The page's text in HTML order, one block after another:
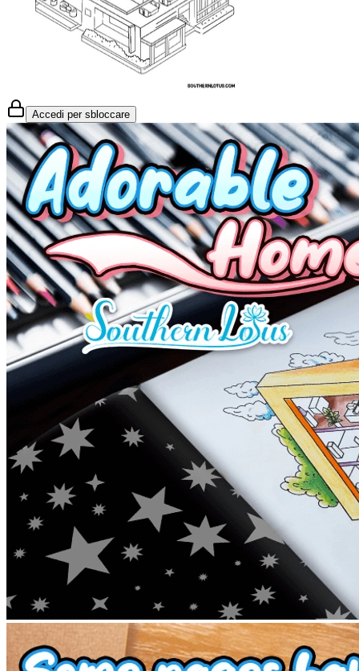
Accedi per sbloccare